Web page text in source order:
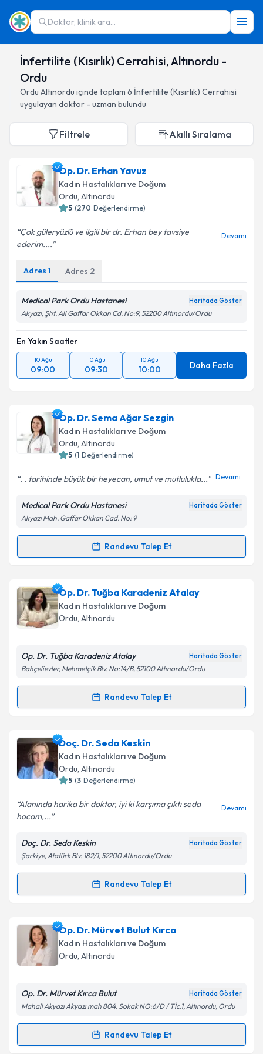
Doktor, klinik ara...
İnfertilite (Kısırlık) Cerrahisi, Altınordu -
Ordu
Ordu Altınordu içinde toplam 6 İnfertilite (Kısırlık) Cerrahisi
uygulayan doktor - uzman bulundu
Filtrele Akıllı Sıralama
Op. Dr. Erhan Yavuz
Kadın Hastalıkları ve Doğum
Ordu, Altınordu
5 (270 Değerlendirme)
Çok güleryüzlü ve ilgili bir dr. Erhan bey tavsiye
ederim....
Devamı
Adres 1 Adres 2
Medical Park Ordu Hastanesi Haritada Göster
Akyazı, Şht. Ali Gaffar Okkan Cd. No:9, 52200 Altınordu/Ordu
En Yakın Saatler
10 Ağu
09:00
10 Ağu
09:30
10 Ağu
10:00 Daha Fazla
Op. Dr. Sema Ağar Sezgin
Kadın Hastalıkları ve Doğum
Ordu, Altınordu
5 (1 Değerlendirme)
. . tarihinde büyük bir heyecan, umut ve mutlulukla... Devamı
Medical Park Ordu Hastanesi Haritada Göster
Akyazı Mah. Gaffar Okkan Cad. No: 9
Randevu Talep Et
Randevu Takvimi Talebi
Op. Dr. Sema Ağar Sezginiçin randevu takvimi
talebi oluşturun. Size bu uzmandan randevu almanız
için bir takvim hazırlandığında e-posta ile
bilgilendireceğiz.
Kişisel verilerimin işlenmesine ilişkinAydınlatma
kapsamda işlenmesini kabul ediyorum.
Takvim Talebini Gönder
Op. Dr. Tuğba Karadeniz Atalay
Kadın Hastalıkları ve Doğum
Ordu, Altınordu
Op. Dr. Tuğba Karadeniz Atalay Haritada Göster
Bahçelievler, Mehmetçik Blv. No:14/B, 52100 Altınordu/Ordu
Randevu Talep Et
Randevu Takvimi Talebi
Op. Dr. Tuğba Karadeniz Atalay
takvimi talebi oluşturun. Size bu uzmandan randevu
almanız için bir takvim hazırlandığında e-posta ile
bilgilendireceğiz.
E-posta Adresiniz
Kişisel verilerimin işlenmesine ilişkin
Metni'ni okudum ve kişisel verilerimin belirtilen
kapsamda işlenmesini kabul ediyorum.
Doç. Dr. Seda Keskin
Kadın Hastalıkları ve Doğum
Ordu, Altınordu
5 (3 Değerlendirme)
Alanında harika bir doktor, iyi ki karşıma çıktı seda
hocam,...
Devamı
Doç. Dr. Seda Keskin Haritada Göster
Şarkiye, Atatürk Blv. 182/1, 52200 Altınordu/Ordu
Randevu Talep Et
Randevu Takvimi Talebi
Doç. Dr. Seda Keskin için randevu takvimi talebi
oluşturun. Size bu uzmandan randevu almanız için bir
takvim hazırlandığında e-posta ile bilgilendireceğiz.
Kişisel verilerimin işlenmesine ilişkin
Metni'ni okudum ve kişisel verilerimin belirtilen
Op. Dr. Mürvet Bulut Kırca
Kadın Hastalıkları ve Doğum
Ordu, Altınordu
Op. Dr. Mürvet Kırca Bulut Haritada Göster
Mahall Akyazı Akyazı mah 804. Sokak NO:6/D / Tİc.1, Altınordu, Ordu
Randevu Talep Et
Randevu Takvimi Talebi